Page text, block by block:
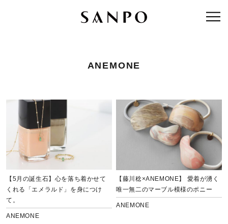
ANEMONE
【5月の誕生石】心を落ち着かせて
くれる「エメラルド」を身につけ
て。
ANEMONE
【藤川稔×ANEMONE】 愛着が湧く
唯一無二のマーブル模様のポニー
ANEMONE